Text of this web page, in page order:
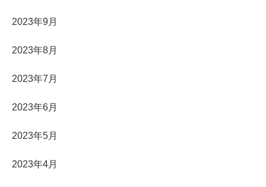
2023年9月
2023年8月
2023年7月
2023年6月
2023年5月
2023年4月